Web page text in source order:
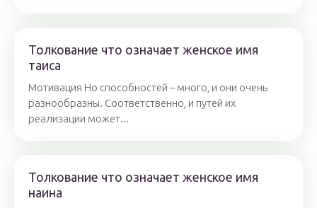
Толкование что означает женское имя
таиса
Мотивация Но способностей – много, и они очень
разнообразны. Соответственно, и путей их
реализации может...
Толкование что означает женское имя
наина